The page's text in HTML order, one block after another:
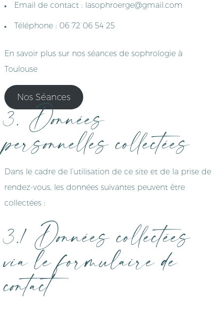
Email de contact : lasophroerge@gmail.com
Téléphone : 06 72 06 54 25
En savoir plus sur nos séances de sophrologie à
Toulouse
Nos Séances
3. Données
personnelles collectées
Dans le cadre de l’utilisation de ce site et de la prise de
rendez-vous, les données suivantes peuvent être
collectées :
3.1 Données collectées
via le formulaire de
contact